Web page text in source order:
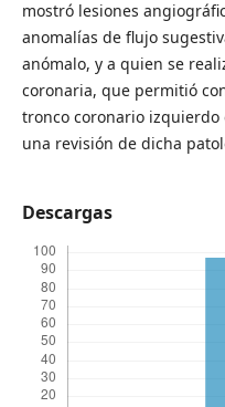
mostró lesiones
anomalías de flujo
anómalo, y a quien se
coronaria, que permitió
tronco coronario izquierdo
una revisión de dicha
Descargas